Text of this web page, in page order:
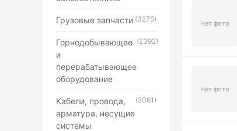
Грузовые запчасти (3275)
Горнодобывающее
и
перерабатывающее
оборудование
(2392)
Кабели, провода,
арматура, несущие
системы
(2061)
Нет фото
Нет фото